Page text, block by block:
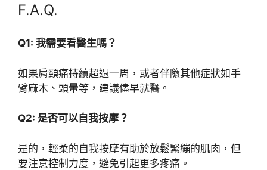
F.A.Q.
Q1: 我需要看醫生嗎？
如果肩頸痛持續超過一周，或者伴隨其他症狀如手
臂麻木、頭暈等，建議儘早就醫。
Q2: 是否可以自我按摩？
是的，輕柔的自我按摩有助於放鬆緊繃的肌肉，但
要注意控制力度，避免引起更多疼痛。